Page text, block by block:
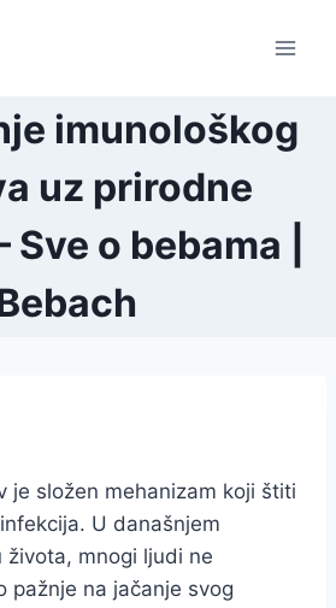
imunološkog
uz prirodne
o bebama |
je složen mehanizam koji štiti
U današnjem
života, mnogi ljudi ne
pažnje na jačanje svog